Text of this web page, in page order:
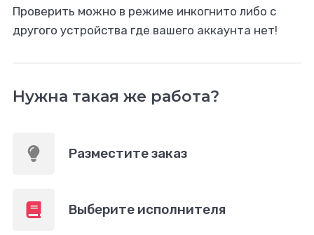
Проверить можно в режиме инкогнито либо с
другого устройства где вашего аккаунта нет!
Нужна такая же работа?
Разместите заказ
Выберите исполнителя